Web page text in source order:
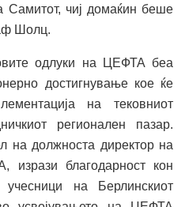
чиј домаќин беше
Шолц.
одлуки на ЦЕФТА беа
достигнување кое ќе
на тековниот
регионален пазар.
на должноста директор на
изрази благодарност кон
учесници на Берлинскиот